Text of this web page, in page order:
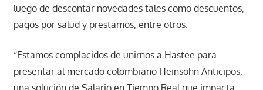
luego de descontar novedades tales como descuentos,
pagos por salud y prestamos, entre otros.
“Estamos complacidos de unirnos a Hastee para
presentar al mercado colombiano Heinsohn Anticipos,